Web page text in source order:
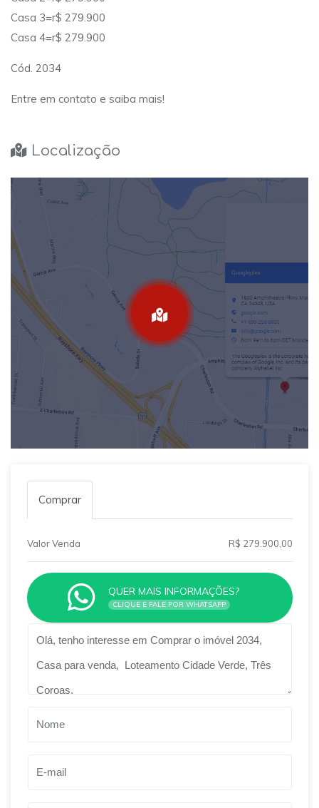
Casa 3=r$ 279.900
Casa 4=r$ 279.900
Cód. 2034
Entre em contato e saiba mais!
Localização
Comprar
Valor Venda R$ 279.900,00
QUER MAIS INFORMAÇÕES?
CLIQUE E FALE POR WHATSAPP